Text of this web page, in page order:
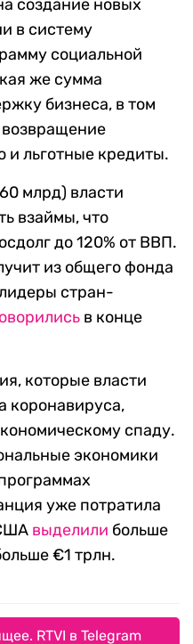
создание новых
в систему
социальной
же сумма
бизнеса, в том
возвращение
льготные кредиты.
млрд) власти
взаймы, что
до 120% от ВВП.
из общего фонда
стран-
в конце
которые власти
коронавируса,
спаду.
экономики
уже потратила
выделили больше
€1 трлн.
RTVI в Telegram